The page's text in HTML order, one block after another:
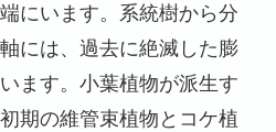
にいます。系統樹から分
には、過去に絶滅した膨
ます。小葉植物が派生す
期の維管束植物とコケ植